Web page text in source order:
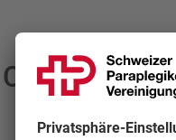
Cynthia